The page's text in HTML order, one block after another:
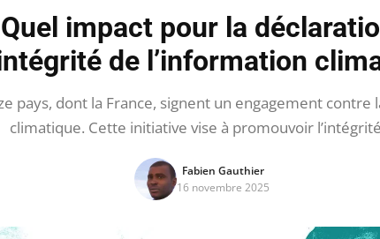
impact pour la
de l’information
pays, dont la France, signent un engagement
climatique. Cette initiative vise à promouvoir
Fabien Gauthier
16 novembre 2025